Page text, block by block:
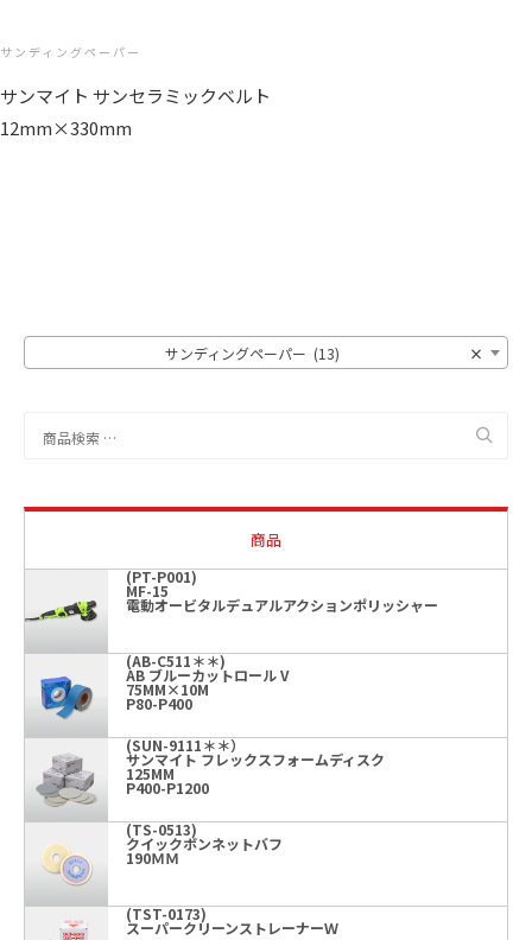
サンディングペーパー
サンマイト サンセラミックベルト
12mm×330mm
×
サンディングペーパー (13)
商品
(PT-P001)
MF-15
電動オービタルデュアルアクションポリッシャー
(AB-C511＊＊)
AB ブルーカットロール V
75MM×10M
P80-P400
(SUN-9111＊＊）
サンマイト フレックスフォームディスク
125MM
P400-P1200
(TS-0513)
クイックボンネットバフ
190ＭＭ
(TST-0173)
スーパークリーンストレーナーＷ